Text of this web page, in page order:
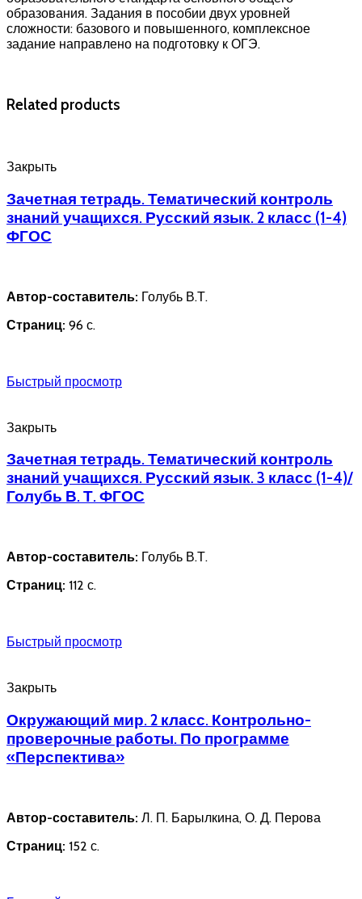
образования. Задания в пособии двух уровней
сложности: базового и повышенного, комплексное
задание направлено на подготовку к ОГЭ.
Related products
Закрыть
Зачетная тетрадь. Тематический контроль
знаний учащихся. Русский язык. 2 класс (1-4)
ФГОС
Автор-составитель: Голубь В.Т.
Страниц: 96 с.
Быстрый просмотр
Закрыть
Зачетная тетрадь. Тематический контроль
знаний учащихся. Русский язык. 3 класс (1-4)/
Голубь В. Т. ФГОС
Автор-составитель: Голубь В.Т.
Страниц: 112 с.
Быстрый просмотр
Закрыть
Окружающий мир. 2 класс. Контрольно-
проверочные работы. По программе
«Перспектива»
Автор-составитель: Л. П. Барылкина, О. Д. Перова
Страниц: 152 с.